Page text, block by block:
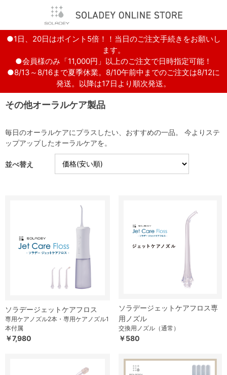
●1日、20日はポイント5倍！！当日のご注文手続きをお願いし
ます。
●会員様のみ「11,000円」以上のご注文で日時指定可能！
●8/13～8/16まで夏季休業。8/10午前中までのご注文は8/12に
発送。以降は17日より順次発送。
その他オーラルケア製品
毎日のオーラルケアにプラスしたい、おすすめの一品。 今よりステ
ップアップしたオーラルケアを。
並べ替え
ソラデージェットケアフロス
専用ケアノズル2本・専用ケアノズル1
本付属
￥7,980
ソラデージェットケアフロス専
用ノズル
交換用ノズル（通常）
￥580